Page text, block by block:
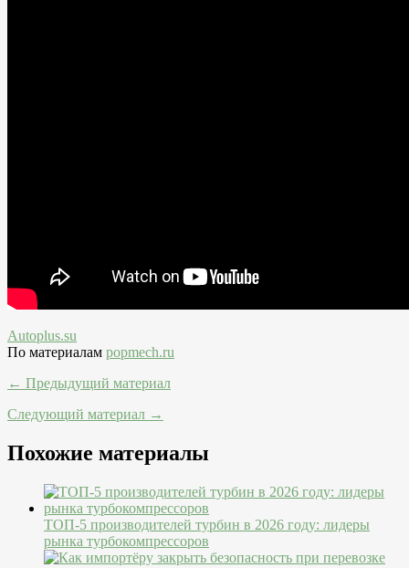
Autoplus.su
По материалам popmech.ru
← Предыдущий материал
Следующий материал →
Похожие материалы
ТОП-5 производителей турбин в 2026 году: лидеры
рынка турбокомпрессоров